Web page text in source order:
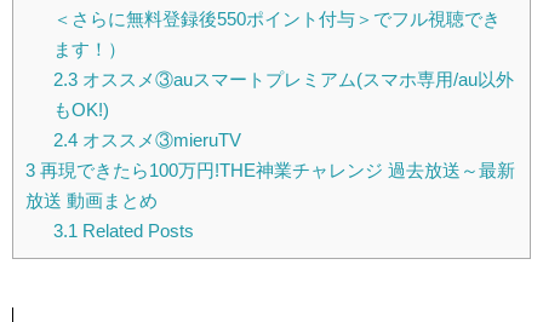
＜さらに無料登録後550ポイント付与＞でフル視聴でき
ます！）
2.3オススメ③auスマートプレミアム(スマホ専用/au以外
もOK!)
2.4オススメ③mieruTV
3 再現できたら100万円!THE神業チャレンジ 過去放送～最新
放送 動画まとめ
3.1Related Posts